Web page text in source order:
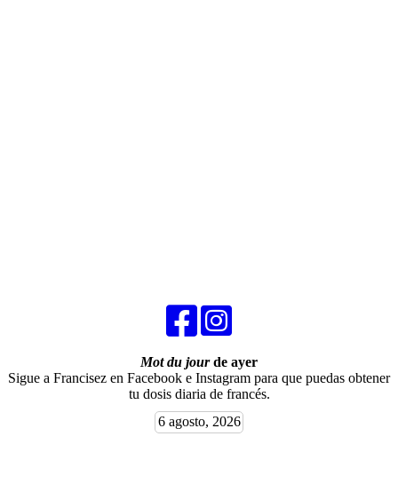
Mot du jourde ayer
Sigue a Francisez en Facebook e Instagram para que puedas obtener
tu dosis diaria de francés.
6 agosto, 2026